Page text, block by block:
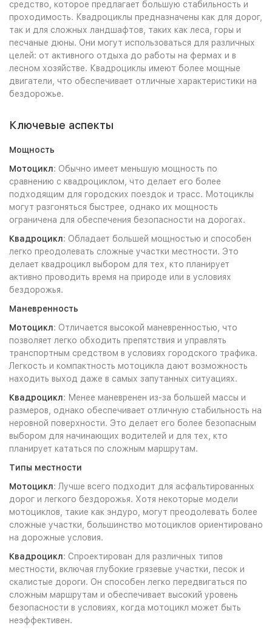
средство, которое предлагает большую стабильность и
проходимость. Квадроциклы предназначены как для дорог,
так и для сложных ландшафтов, таких как леса, горы и
песчаные дюны. Они могут использоваться для различных
целей: от активного отдыха до работы на фермах и в
лесном хозяйстве. Квадроциклы имеют более мощные
двигатели, что обеспечивает отличные характеристики на
бездорожье.
Ключевые аспекты
Мощность
Мотоцикл: Обычно имеет меньшую мощность по
сравнению с квадроциклом, что делает его более
подходящим для городских поездок и трасс. Мотоциклы
могут разгоняться быстрее, однако их мощность
ограничена для обеспечения безопасности на дорогах.
Квадроцикл: Обладает большей мощностью и способен
легко преодолевать сложные участки местности. Это
делает квадроцикл выбором для тех, кто планирует
активно проводить время на природе или в условиях
бездорожья.
Маневренность
Мотоцикл: Отличается высокой маневренностью, что
позволяет легко обходить препятствия и управлять
транспортным средством в условиях городского трафика.
Легкость и компактность мотоцикла дают возможность
находить выход даже в самых запутанных ситуациях.
Квадроцикл: Менее маневренен из-за большей массы и
размеров, однако обеспечивает отличную стабильность на
неровной поверхности. Это делает его более безопасным
выбором для начинающих водителей и для тех, кто
планирует кататься по сложным маршрутам.
Типы местности
Мотоцикл: Лучше всего подходит для асфальтированных
дорог и легкого бездорожья. Хотя некоторые модели
мотоциклов, такие как эндуро, могут преодолевать более
сложные участки, большинство мотоциклов ориентировано
на дорожные условия.
Квадроцикл: Спроектирован для различных типов
местности, включая глубокие грязевые участки, песок и
скалистые дороги. Он способен легко передвигаться по
сложным маршрутам и обеспечивает высокий уровень
безопасности в условиях, когда мотоцикл может быть
неэффективен.